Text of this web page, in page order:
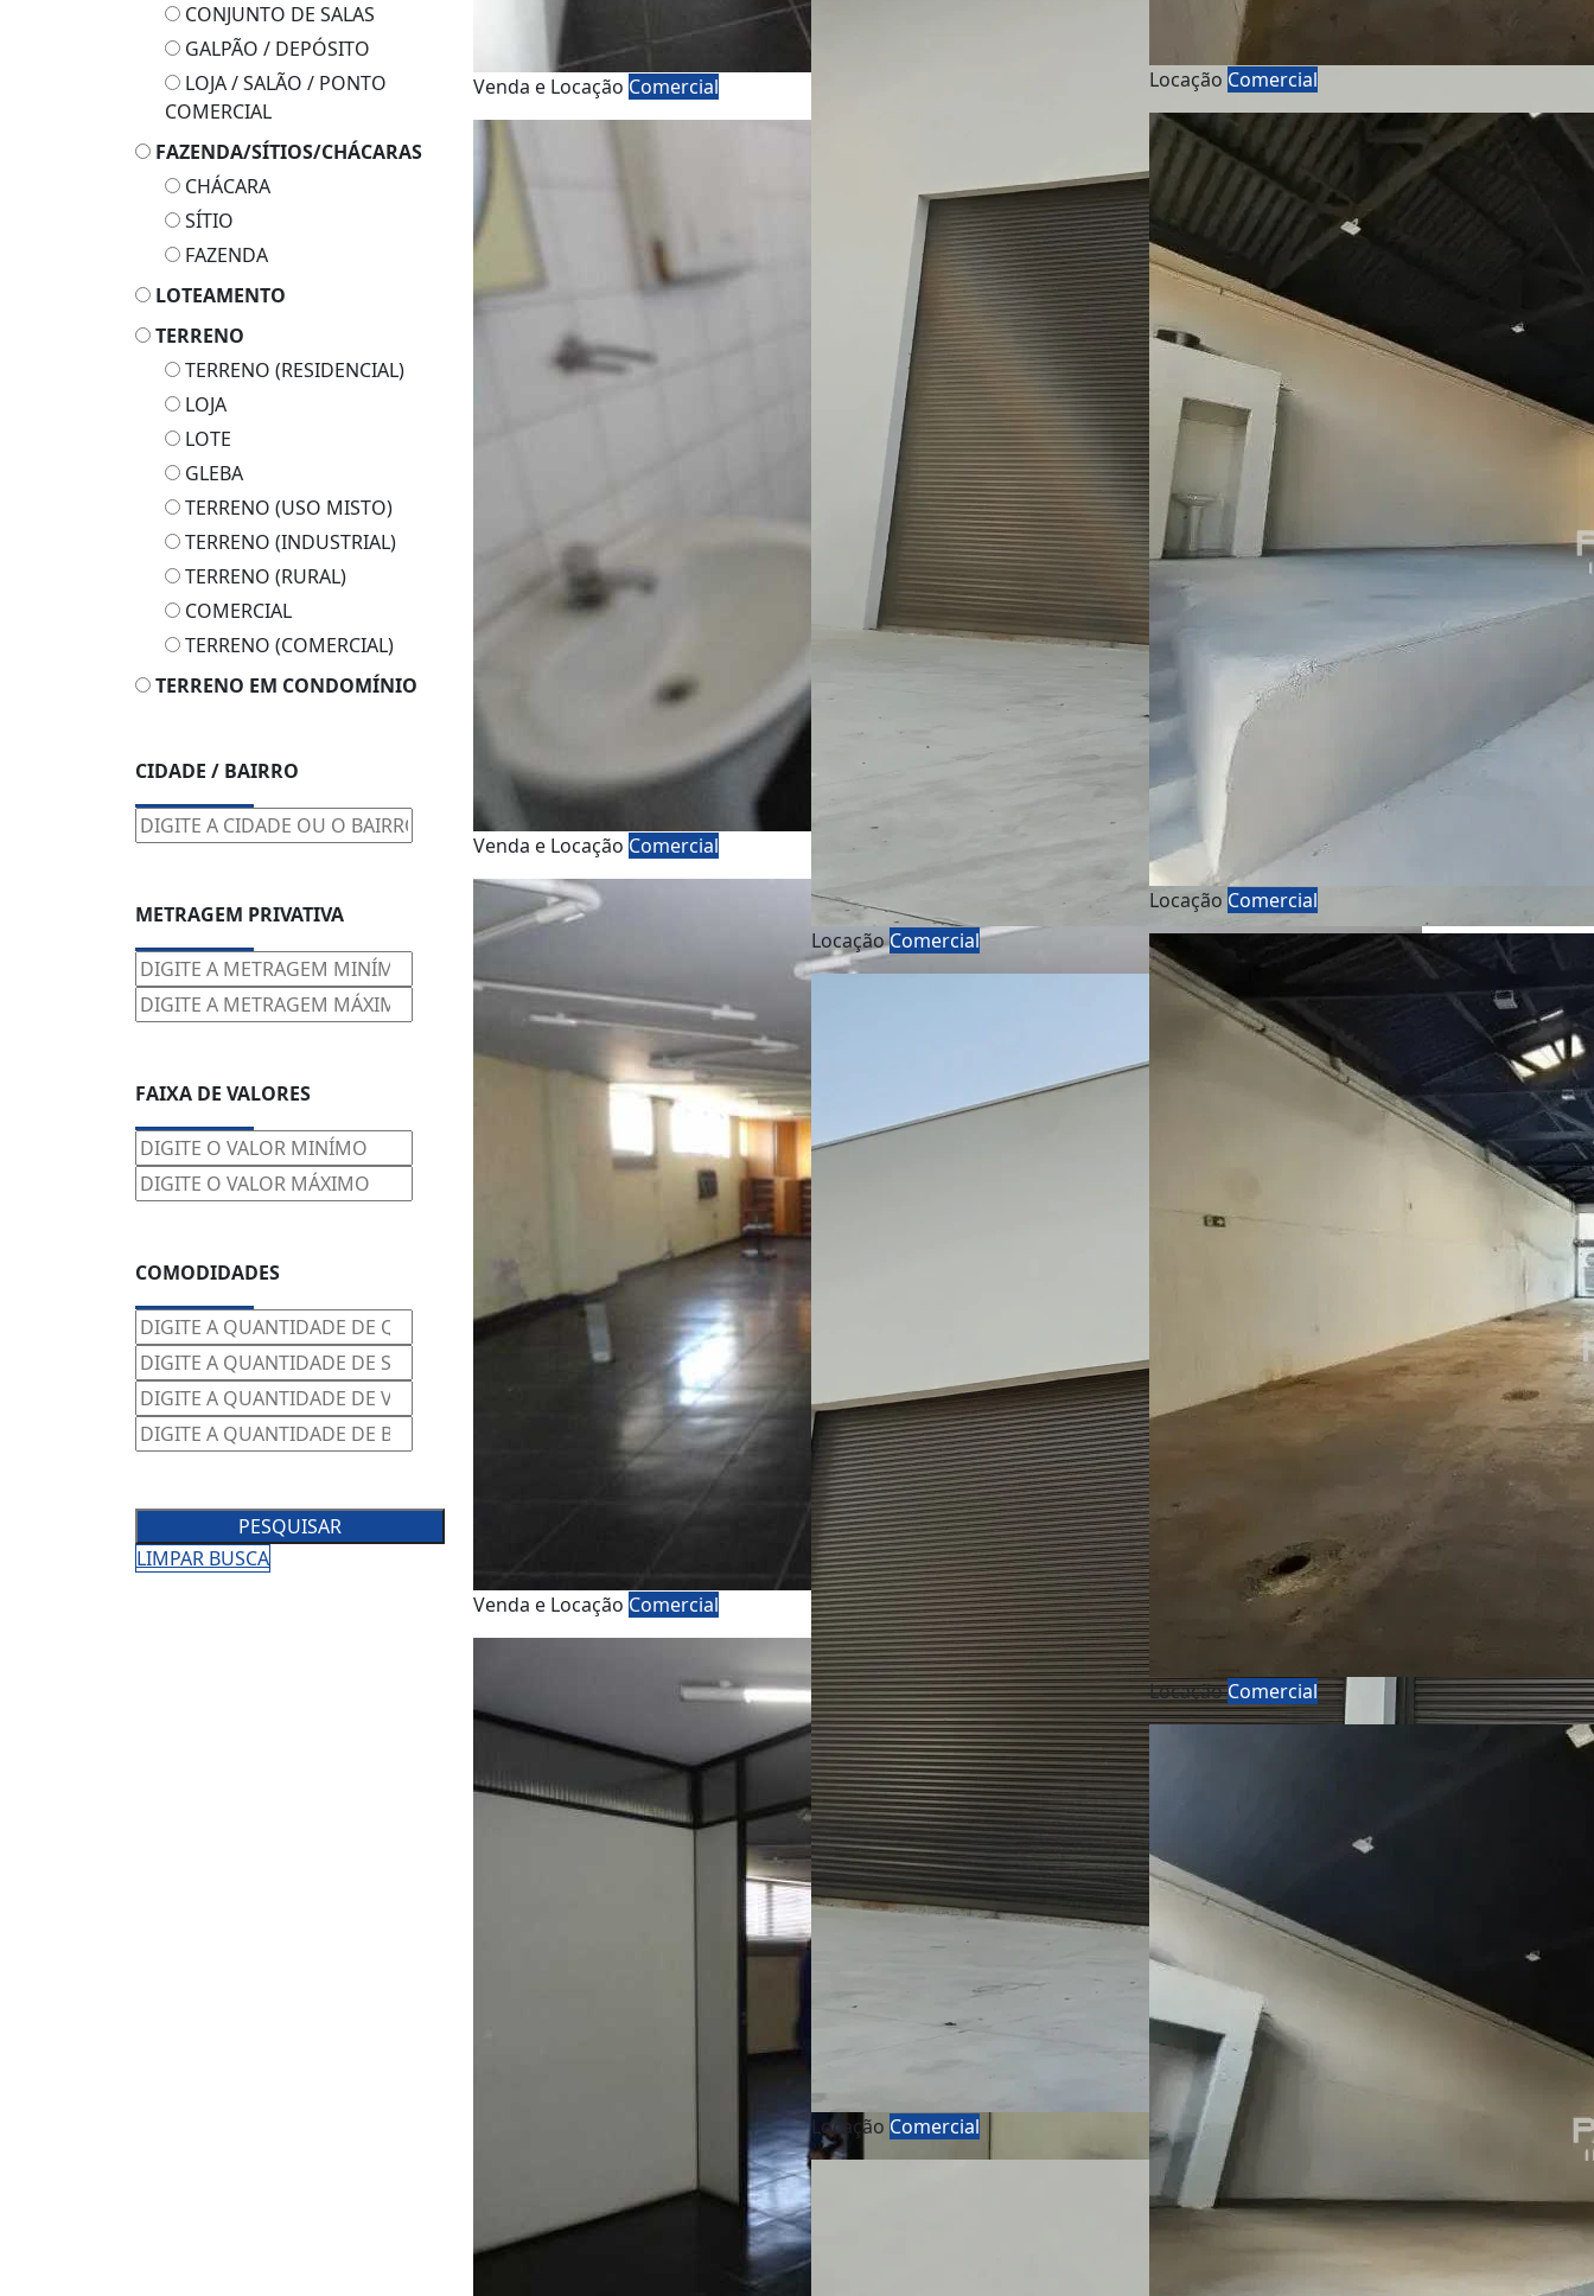
CONJUNTO DE SALAS
GALPÃO / DEPÓSITO
LOJA / SALÃO / PONTO
COMERCIAL
FAZENDA/SÍTIOS/CHÁCARAS
CHÁCARA
SÍTIO
FAZENDA
LOTEAMENTO
TERRENO
TERRENO (RESIDENCIAL)
LOJA
LOTE
GLEBA
TERRENO (USO MISTO)
TERRENO (INDUSTRIAL)
TERRENO (RURAL)
COMERCIAL
TERRENO (COMERCIAL)
TERRENO EM CONDOMÍNIO
CIDADE / BAIRRO
METRAGEM PRIVATIVA
FAIXA DE VALORES
COMODIDADES
PESQUISAR
LIMPAR BUSCA
Venda e Locação Comercial
Venda e Locação Comercial
Venda e Locação Comercial
LocaçãoComercial
Locação Comercial
Locação Comercial
Locação Comercial
LocaçãoComercial